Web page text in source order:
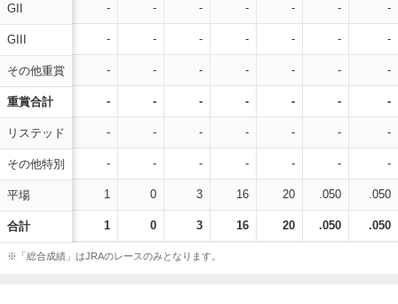
GII
GIII
その他重賞
重賞合計
リステッド
その他特別
平場
合計
- - - - - - -
- - - - - - -
- - - - - - -
- - - - - - -
- - - - - - -
- - - - - - -
1 0 3 16 20 .050 .050
1 0 3 16 20 .050 .050
※「総合成績」はJRAのレースのみとなります。